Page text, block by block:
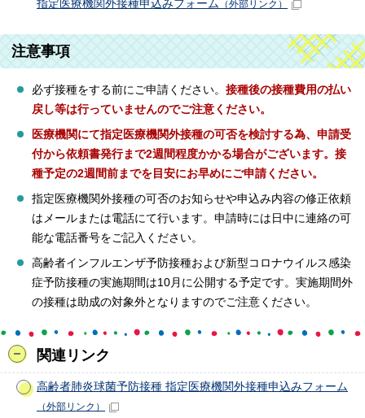
指定医療機関外接種申込みフォーム （外部リンク）
注意事項
必ず接種をする前にご申請ください。 接種後の接種費用の払い
戻し等は行っていませんのでご注意ください。
医療機関にて指定医療機関外接種の可否を検討する為、申請受
付から依頼書発行まで2週間程度かかる場合がございます。接
種予定の2週間前までを目安にお早めにご申請ください。
指定医療機関外接種の可否のお知らせや申込み内容の修正依頼
はメールまたは電話にて行います。申請時には日中に連絡の可
能な電話番号をご記入ください。
高齢者インフルエンザ予防接種および新型コロナウイルス感染
症予防接種の実施期間は10月に公開する予定です。実施期間外
の接種は助成の対象外となりますのでご注意ください。
関連リンク
高齢者肺炎球菌予防接種 指定医療機関外接種申込みフォーム
（外部リンク）